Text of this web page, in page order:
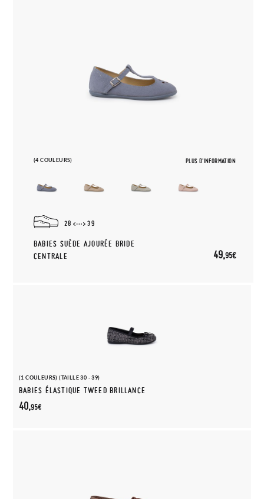
(4 COULEURS) PLUS D'INFORMATION
28 39
BABIES SUÈDE AJOURÉE BRIDE
CENTRALE
49,95€
(1 COULEURS) (TAILLE 30 - 39)
BABIES ÉLASTIQUE TWEED BRILLANCE
40,95€